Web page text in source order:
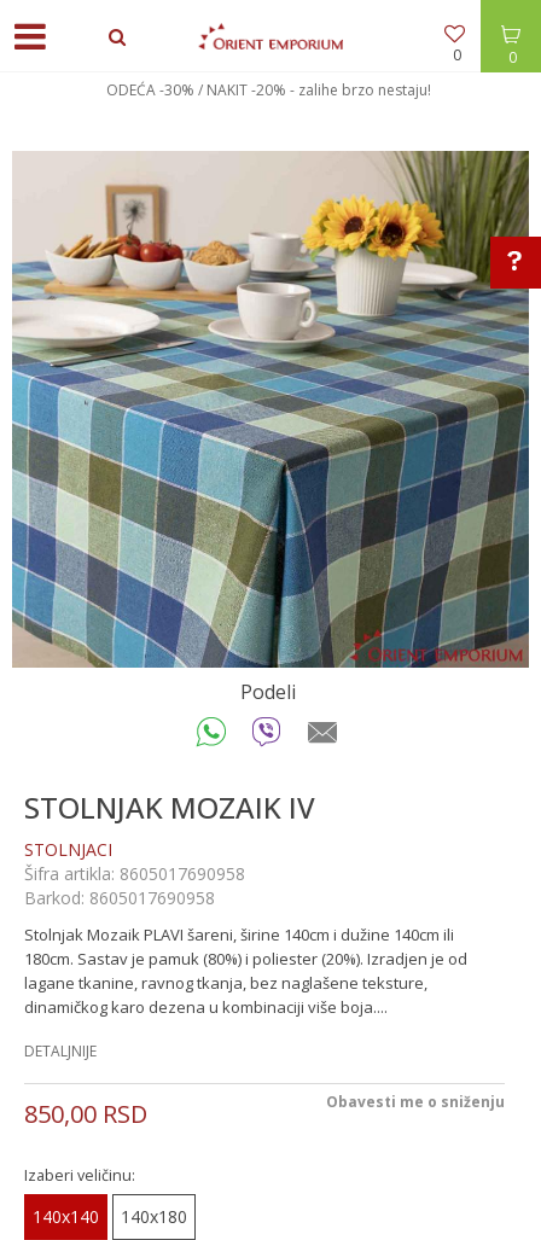
0
0
ODEĆA -30% / NAKIT -20% - zalihe brzo nestaju!
Podeli
STOLNJAK MOZAIK IV
STOLNJACI
Šifra artikla: 8605017690958
Barkod: 8605017690958
Stolnjak Mozaik PLAVI šareni, širine 140cm i dužine 140cm ili
180cm. Sastav je pamuk (80%) i poliester (20%). Izradjen je od
lagane tkanine, ravnog tkanja, bez naglašene teksture,
dinamičkog karo dezena u kombinaciji više boja....
DETALJNIJE
850,00 RSD Obavesti me o sniženju
Izaberi veličinu:
140x140 140x180